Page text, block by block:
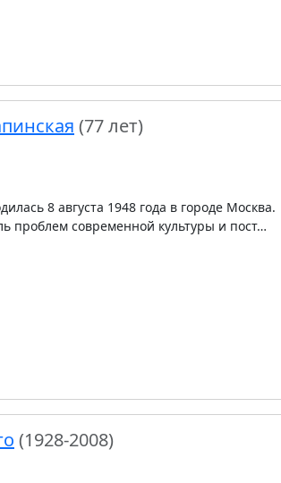
(77 лет)
8 августа 1948 года в городе Москва.
проблем современной культуры и пост…
(1928-2008)